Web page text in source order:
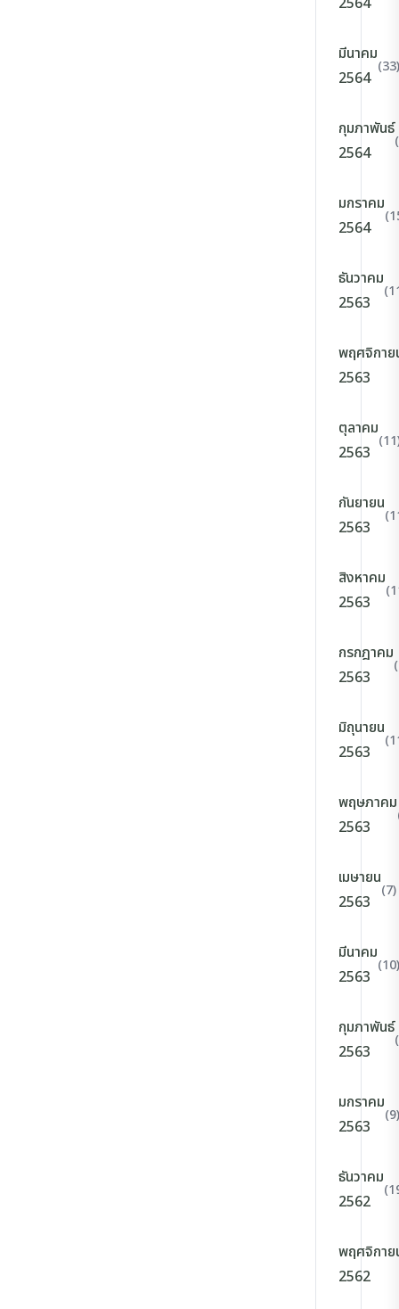
มีนาคม
2564
(33)
กุมภาพันธ์
2564
มกราคม
2564
ธันวาคม
2563
พฤศจิกาย
2563
ตุลาคม
2563
กันยายน
2563
สิงหาคม
2563
กรกฎาคม
2563
มิถุนายน
2563
พฤษภาคม
2563
เมษายน
2563
(7)
มีนาคม
2563
(10)
กุมภาพันธ์
2563
มกราคม
2563
(9)
ธันวาคม
2562
พฤศจิกาย
2562